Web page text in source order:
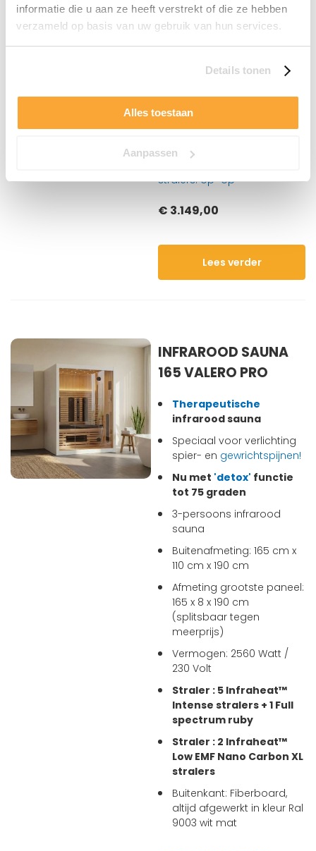
informatie die u aan ze heeft verstrekt of die ze hebben
verzameld op basis van uw gebruik van hun services.
Details tonen
Alles toestaan
Aanpassen
Stralers: 2* Infraheat™
carbon straler
Canadees Red Cedar
GRATIS LEVERING IN
TIJDELIJKE AANBIEDING!!
accessoires gratis en
stralers! op=op
€ 3.149,00
Lees verder
INFRAROOD SAUNA
165 VALERO PRO
Therapeutische
infrarood sauna
Speciaal voor verlichting
spier- en gewrichtspijnen!
Nu met 'detox' functie
tot 75 graden
3-persoons infrarood
sauna
Buitenafmeting: 165 cm x
110 cm x 190 cm
Afmeting grootste paneel:
165 x 8 x 190 cm
(splitsbaar tegen
meerprijs)
Vermogen: 2560 Watt /
230 Volt
Straler : 5 Infraheat™
Intense stralers + 1 Full
spectrum ruby
Straler : 2 Infraheat™
Low EMF Nano Carbon XL
stralers
Buitenkant: Fiberboard,
altijd afgewerkt in kleur Ral
9003 wit mat